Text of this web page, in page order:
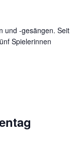
und -gesängen. Seit
Spielerinnen